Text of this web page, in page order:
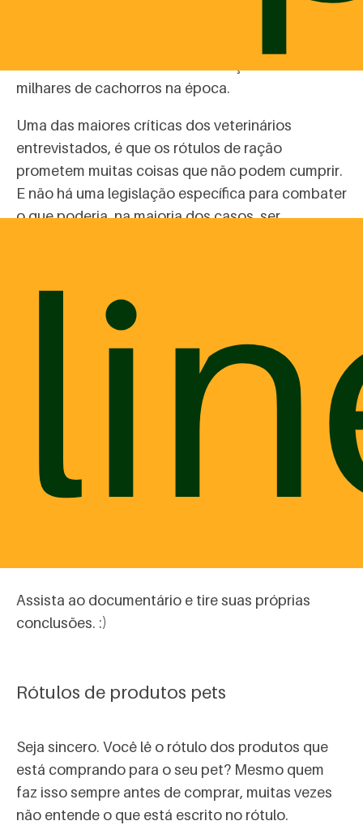
milhares de cachorros na época.
Uma das maiores críticas dos veterinários
entrevistados, é que os rótulos de ração
prometem muitas coisas que não podem cumprir.
E não há uma legislação específica para combater
o que poderia, na maioria dos casos, ser
rações ser autorregulado nos Estados Unidos.
Isso quer dizer, segundo o documentário, que as
“normas e procedimentos de fiscalização são
criados por entidades privadas para fazer cumprir
as práticas equitativas de mercado e manter
padrões éticos nas operações de seus
Rótulos bonitos e design atrativos que
confundem os tutores. Segundo o documentário,
Assista ao documentário e tire suas próprias
conclusões. :)
Rótulos de produtos pets
Seja sincero. Você lê o rótulo dos produtos que
está comprando para o seu pet? Mesmo quem
faz isso sempre antes de comprar, muitas vezes
não entende o que está escrito no rótulo.